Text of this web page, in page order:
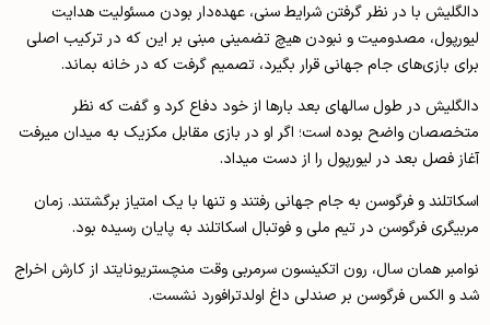
دالگلیش با در نظر گرفتن شرایط سنی، عهده‌دار بودن مسئولیت هدایت
لیورپول، مصدومیت و نبودن هیچ تضمینی مبنی بر این که در ترکیب اصلی
برای بازی‌های جام جهانی قرار بگیرد، تصمیم گرفت که در خانه بماند.
دالگلیش در طول سالهای بعد بارها از خود دفاع کرد و گفت که نظر
متخصصان واضح بوده است؛ اگر او در بازی مقابل مکزیک به میدان میرفت
آغاز فصل بعد در لیورپول را از دست میداد.
اسکاتلند و فرگوسن به جام جهانی رفتند و تنها با یک امتیاز برگشتند. زمان
مربیگری فرگوسن در تیم ملی و فوتبال اسکاتلند به پایان رسیده بود.
نوامبر همان سال، رون اتکینسون سرمربی وقت منچستریونایتد از کارش اخراج
شد و الکس فرگوسن بر صندلی داغ اولدترافورد نشست.